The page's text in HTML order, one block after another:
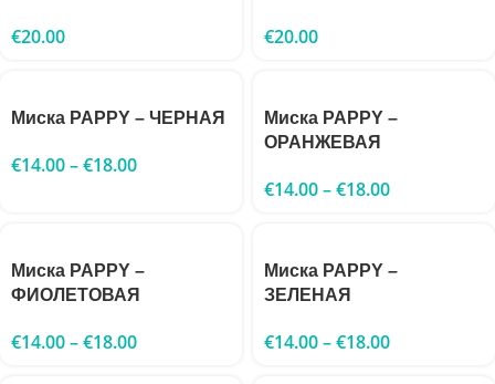
€20.00 €20.00
Миска PAPPY – ЧЕРНАЯ
€14.00–€18.00
Миска PAPPY –
ОРАНЖЕВАЯ
€14.00–€18.00
Миска PAPPY –
ФИОЛЕТОВАЯ
€14.00–€18.00
Миска PAPPY –
ЗЕЛЕНАЯ
€14.00–€18.00